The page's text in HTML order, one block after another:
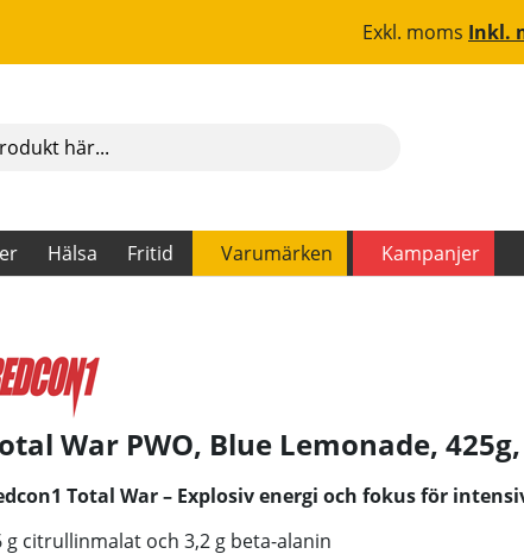
Exkl. moms Inkl.
Hälsa Fritid Varumärken Kampanjer
War PWO, Blue Lemonade, 425g,
Total War – Explosiv energi och fokus för
g citrullinmalat och 3,2 g beta-alanin